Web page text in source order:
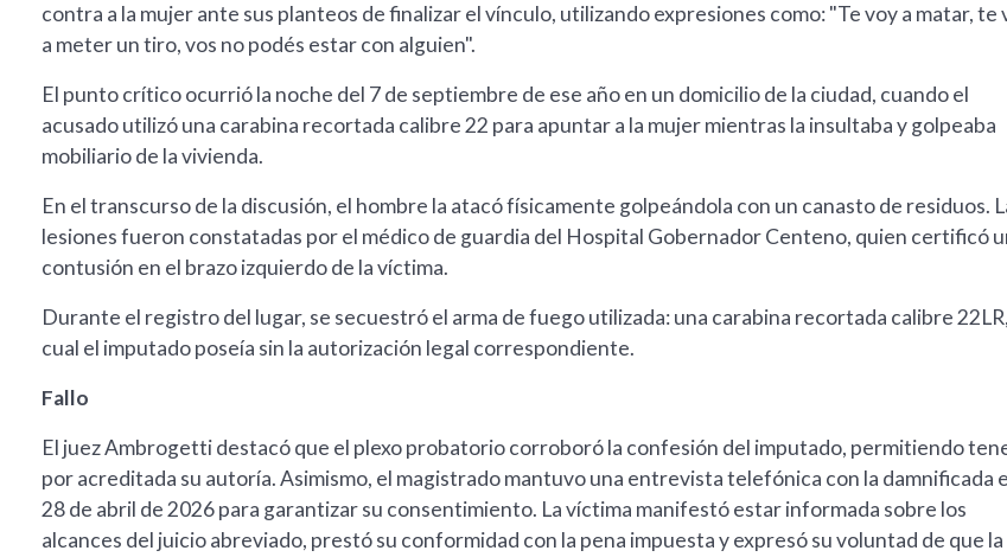
contra a la mujer ante sus planteos de finalizar el vínculo, utilizando expresiones como: "Te voy a matar, te
a meter un tiro, vos no podés estar con alguien".
El punto crítico ocurrió la noche del 7 de septiembre de ese año en un domicilio de la ciudad, cuando el
acusado utilizó una carabina recortada calibre 22 para apuntar a la mujer mientras la insultaba y golpeaba
mobiliario de la vivienda.
En el transcurso de la discusión, el hombre la atacó físicamente golpeándola con un canasto de residuos.
lesiones fueron constatadas por el médico de guardia del Hospital Gobernador Centeno, quien certificó
contusión en el brazo izquierdo de la víctima.
Durante el registro del lugar, se secuestró el arma de fuego utilizada: una carabina recortada calibre
cual el imputado poseía sin la autorización legal correspondiente.
Fallo
El juez Ambrogetti destacó que el plexo probatorio corroboró la confesión del imputado, permitiendo
por acreditada su autoría. Asimismo, el magistrado mantuvo una entrevista telefónica con la damnificada
28 de abril de 2026 para garantizar su consentimiento. La víctima manifestó estar informada sobre los
alcances del juicio abreviado, prestó su conformidad con la pena impuesta y expresó su voluntad de que la